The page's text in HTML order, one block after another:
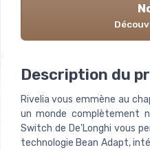
Description du
Rivelia vous emmène au
un monde complètement
Switch de De'Longhi vous
technologie Bean Adapt,